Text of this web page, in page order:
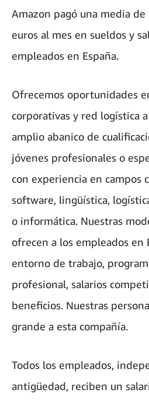
Amazon pagó una media
euros al mes en sueldos y
empleados en España.
Ofrecemos oportunidades
corporativas y red logística
amplio abanico de
jóvenes profesionales o
con experiencia en campos
software, lingüística,
o informática. Nuestras
ofrecen a los empleados en
entorno de trabajo,
profesional, salarios
beneficios. Nuestras
grande a esta compañía.
Todos los empleados,
antigüedad, reciben un